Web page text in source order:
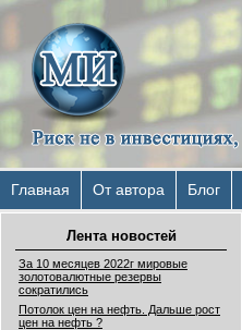
Главная От автора Блог
Лента новостей
За 10 месяцев 2022г мировые
золотовалютные резервы
сократились
Потолок цен на нефть. Дальше рост
цен на нефть ?